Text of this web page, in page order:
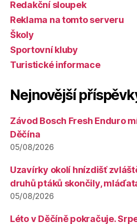
Redakční sloupek
Reklama na tomto serveru
Školy
Sportovní kluby
Turistické informace
Nejnovější
Závod Bosch Fresh Enduro
Děčína
05/08/2026
Uzavírky okolí hnízdišť
druhů ptáků skončily,
05/08/2026
Léto v Děčíně pokračuje.